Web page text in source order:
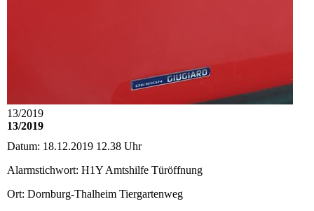
13/2019
13/2019
Datum: 18.12.2019 12.38 Uhr
Alarmstichwort: H1Y Amtshilfe Türöffnung
Ort: Dornburg-Thalheim Tiergartenweg